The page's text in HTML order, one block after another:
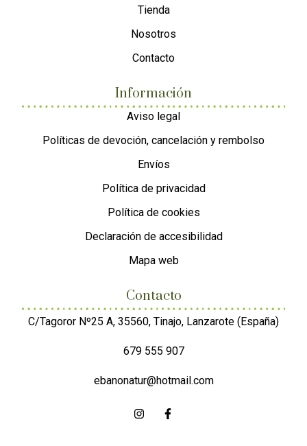
Tienda
Nosotros
Contacto
Información
Aviso legal
Políticas de devoción, cancelación y rembolso
Envíos
Política de privacidad
Política de cookies
Declaración de accesibilidad
Mapa web
Contacto
C/Tagoror Nº25 A, 35560, Tinajo, Lanzarote (España)
679 555 907
ebanonatur@hotmail.com